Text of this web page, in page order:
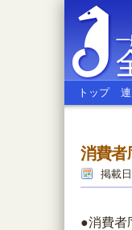
全
トップ
消費者
掲載
●消費者